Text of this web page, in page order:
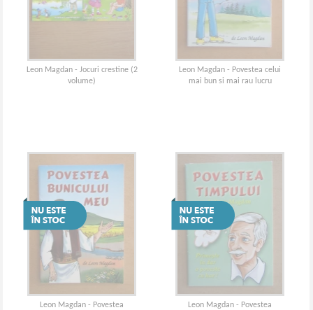
Leon Magdan - Jocuri crestine (2
volume)
Leon Magdan - Povestea celui
mai bun si mai rau lucru
Leon Magdan - Povestea
Leon Magdan - Povestea